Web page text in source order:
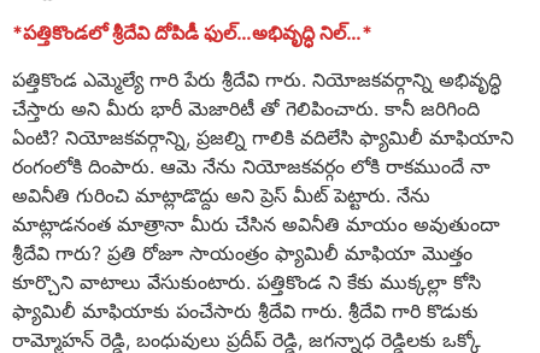
*పత్తికొండలో శ్రీదేవి దోపిడీ ఫుల్…అభివృద్ధి నిల్…*
పత్తికొండ ఎమ్మెల్యే గారి పేరు శ్రీదేవి గారు. నియోజకవర్గాన్ని అభివృద్ధి
చేస్తారు అని మీరు భారీ మెజారిటీ తో గెలిపించారు. కానీ జరిగింది
ఏంటి? నియోజకవర్గాన్ని, ప్రజల్ని గాలికి వదిలేసి ఫ్యామిలీ మాఫియాని
రంగంలోకి దింపారు. ఆమె నేను నియోజకవర్గం లోకి రాకముందే నా
అవినీతి గురించి మాట్లాడొద్దు అని ప్రెస్ మీట్ పెట్టారు. నేను
మాట్లాడనంత మాత్రానా మీరు చేసిన అవినీతి మాయం అవుతుందా
శ్రీదేవి గారు? ప్రతి రోజూ సాయంత్రం ఫ్యామిలీ మాఫియా మొత్తం
కూర్చొని వాటాలు వేసుకుంటారు. పత్తికొండ ని కేకు ముక్కల్లా కోసి
ఫ్యామిలీ మాఫియాకు పంచేసారు శ్రీదేవి గారు. శ్రీదేవి గారి కొడుకు
రామ్మోహన్ రెడ్డి, బంధువులు ప్రదీప్ రెడ్డి, జగన్నాధ రెడ్డిలకు ఒక్కో